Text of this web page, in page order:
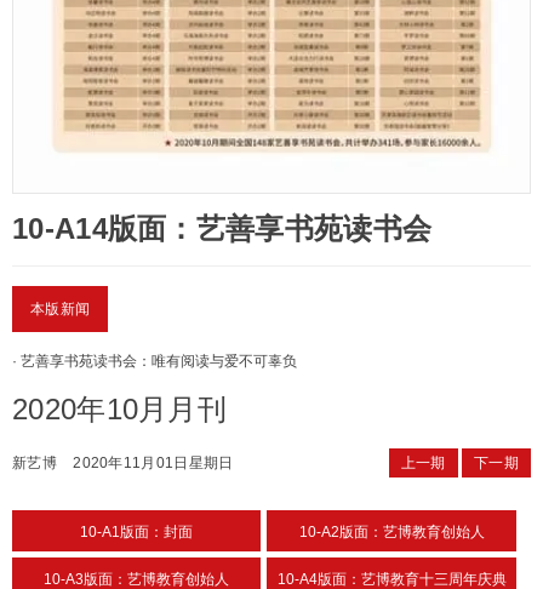
10-A14版面：艺善享书苑读书会
本版新闻
· 艺善享书苑读书会：唯有阅读与爱不可辜负
2020年10月月刊
新艺博 2020年11月01日星期日 上一期 下一期
10-A1版面：封面 10-A2版面：艺博教育创始人
10-A3版面：艺博教育创始人 10-A4版面：艺博教育十三周年庆典